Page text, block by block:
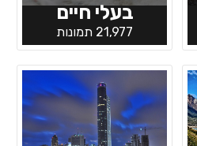
בעלי חיים
21,977 תמונות